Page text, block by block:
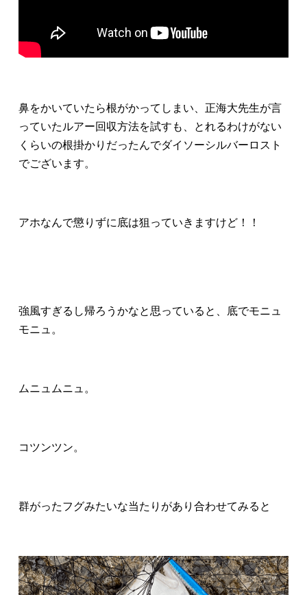
鼻をかいていたら根がかってしまい、正海大先生が言
っていたルアー回収方法を試すも、とれるわけがない
くらいの根掛かりだったんでダイソーシルバーロスト
でございます。
アホなんで懲りずに底は狙っていきますけど！！
強風すぎるし帰ろうかなと思っていると、底でモニュ
モニュ。
ムニュムニュ。
コツンツン。
群がったフグみたいな当たりがあり合わせてみると